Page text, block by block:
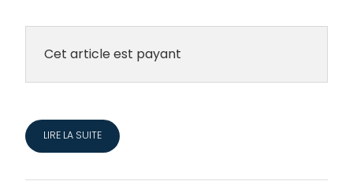
Cet article est payant
LIRE LA SUITE